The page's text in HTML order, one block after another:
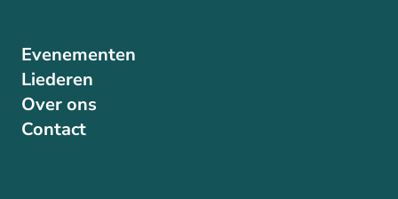
Evenementen
Liederen
Over ons
Contact